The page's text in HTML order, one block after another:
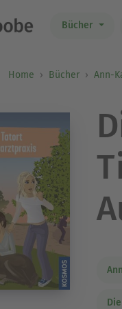
Bücher
Home Bücher Ann-